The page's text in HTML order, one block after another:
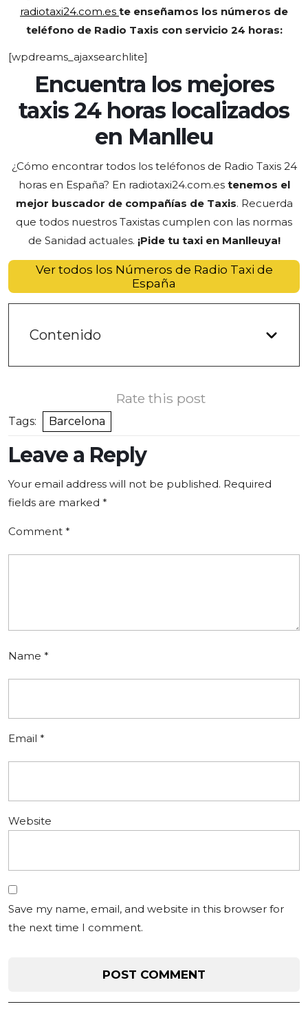
radiotaxi24.com.es te enseñamos los números de
teléfono de Radio Taxis con servicio 24 horas:
[wpdreams_ajaxsearchlite]
Encuentra los mejores
taxis 24 horas localizados
en Manlleu
¿Cómo encontrar todos los teléfonos de Radio Taxis 24
horas en España? En radiotaxi24.com.es tenemos el
mejor buscador de compañías de Taxis. Recuerda
que todos nuestros Taxistas cumplen con las normas
de Sanidad actuales. ¡Pide tu taxi en Manlleuya!
Ver todos los Números de Radio Taxi de
España
Contenido
Rate this post
Tags: Barcelona
Leave a Reply
Your email address will not be published. Required
fields are marked *
Comment *
Name *
Email *
Website
Save my name, email, and website in this browser for
the next time I comment.